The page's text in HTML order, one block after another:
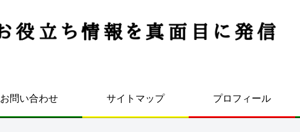
お問い合わせ サイトマップ プロフィール